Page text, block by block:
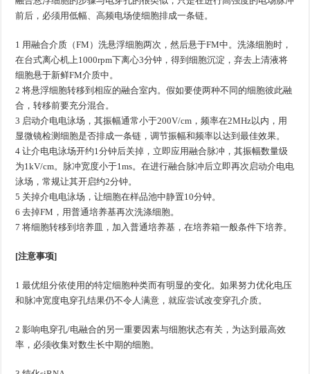
前后，必须用低幅、高频电场使细胞排成一条链。
1 用融合介质（FM）洗悬浮细胞两次，然后悬于FM中。洗涤细胞时，
在台式离心机上1000rpm下离心3分钟，得到细胞沉淀，弃去上清液将
细胞悬于新鲜FM介质中。
2 将悬浮细胞转移到相应的融合室内。假如要使两种不同的细胞彼此融
合，转移前要充分混合。
3 启动介电电泳场，其振幅通常小于200V/cm，频率在2MHz以内，用
显微镜检测细胞是否排成一条链，调节振幅和频率以达到最佳效果。
4 让介电电泳场开约1分钟后关掉，立即应用融合脉冲，其振幅数量级
为1kV/cm。脉冲宽度小于1ms。在进行融合脉冲后立即再次启动介电电
泳场，常规让其开启约2分钟。
5 关掉介电电泳场，让细胞在样品池中静置10分钟。
6 去掉FM，用普通培养基再次洗涤细胞。
7 将细胞转移到培养皿，加入普通培养基，在培养箱一般条件下培养。
[注意事项]
1 最优组分依使用的特定细胞种类而有明显的变化。如果努力优化电压
和脉冲宽度电穿孔结果仍不令人满意，就应尝试改变穿孔介质。
2 影响电穿孔/电融合的另一重要因素与细胞状态有关，为达到最高效
率，必须收集对数生长中期的细胞。